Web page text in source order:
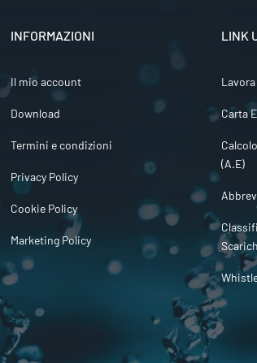
INFORMAZIONI
Il mio account
Download
Termini e condizioni
Privacy Policy
Cookie Policy
Marketing Policy
LINK
Carta
(A.E)